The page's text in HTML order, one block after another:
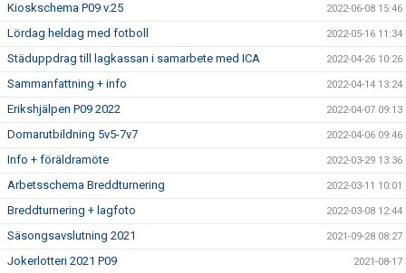
Kioskschema P09 v.25 2022-06-08 15:46
Lördag heldag med fotboll 2022-05-16 11:34
Städuppdrag till lagkassan i samarbete med ICA 2022-04-26 10:26
Sammanfattning + info 2022-04-14 13:24
Erikshjälpen P09 2022 2022-04-07 09:13
Domarutbildning 5v5-7v7 2022-04-06 09:46
Info + föräldramöte 2022-03-29 13:36
Arbetsschema Breddturnering 2022-03-11 10:01
Breddturnering + lagfoto 2022-03-08 12:44
Säsongsavslutning 2021 2021-09-28 08:27
Jokerlotteri 2021 P09 2021-08-17